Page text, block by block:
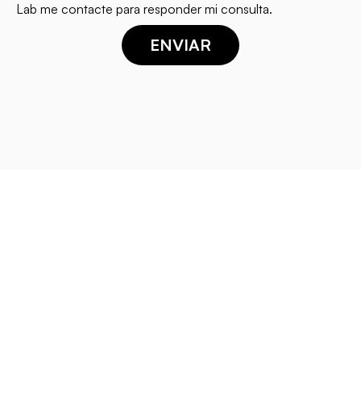
Lab me contacte para responder mi consulta.
ENVIAR